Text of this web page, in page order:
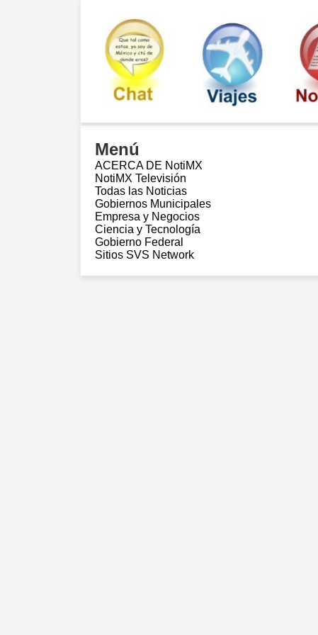
Menú
ACERCA DE NotiMX
NotiMX Televisión
Todas las Noticias
Gobiernos Municipales
Empresa y Negocios
Ciencia y Tecnología
Gobierno Federal
Sitios SVS Network